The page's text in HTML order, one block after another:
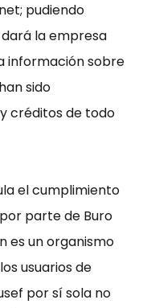
pudiendo
la empresa
información sobre
sido
créditos de todo
el cumplimiento
parte de Buro
es un organismo
usuarios de
por sí sola no